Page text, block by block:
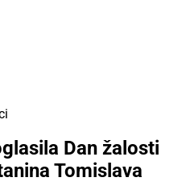
Dan žalosti
Tomislava